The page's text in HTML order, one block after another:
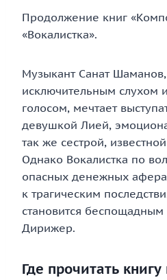
Продолжение книг
«Вокалистка».
Музыкант Санат
исключительным слухом
голосом, мечтает
девушкой Лией,
так же сестрой,
Однако Вокалистка по
опасных денежных
к трагическим
становится
Дирижер.
Где прочитать